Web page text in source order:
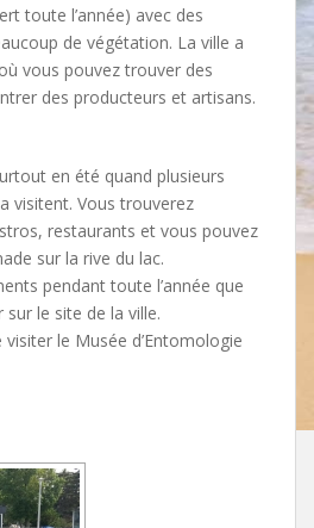
toute l’année) avec des
de végétation. La ville a
vous pouvez trouver des
des producteurs et artisans.
en été quand plusieurs
visitent. Vous trouverez
restaurants et vous pouvez
sur la rive du lac.
pendant toute l’année que
le site de la ville.
visiter le Musée d’Entomologie